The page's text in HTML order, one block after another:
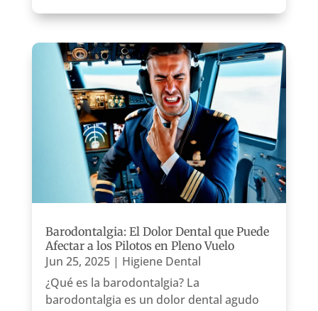
Barodontalgia: El Dolor Dental que Puede
Afectar a los Pilotos en Pleno Vuelo
Jun 25, 2025| Higiene Dental
¿Qué es la barodontalgia? La
barodontalgia es un dolor dental agudo